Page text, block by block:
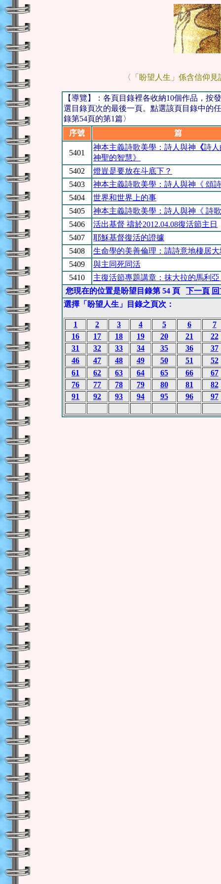
〈「盼望人生」係含信仰
【導覽】：各頁目錄裡各收納10個作品，
選目錄頁次的最後一頁。點選該頁目錄中的
錄第54頁的第1篇〉
序號
篇
5401
神本主義詩歌美學：詩人與神 《詩
神聖的智慧》
5402
燈豈是要放在斗底下？
5403
神本主義詩歌美學：詩人與神 《 頌
5404
世界和世界上的事
5405
神本主義詩歌美學：詩人與神 《 詩
5406
活出基督 禱於2012.04.08復活節主日
5407
耶穌基督復活的證據
5408
生命學的美善倫理：請詩意地棲居
5409
與主同死同活
5410
主復活節專題講章：抹大拉的馬利
您現在的位置是盼望目錄第 54 頁
下一頁
選擇「盼望人生」目錄之頁次：
1 2 3 4 5 6
7
16
17 18 19 20 21
22
31
32 33 34 35 36
37
46
47 48 49 50 51
52
61
62 63 64 65 66
67
76
77 78 79 80 81
82
91
92 93 94 95 96 97